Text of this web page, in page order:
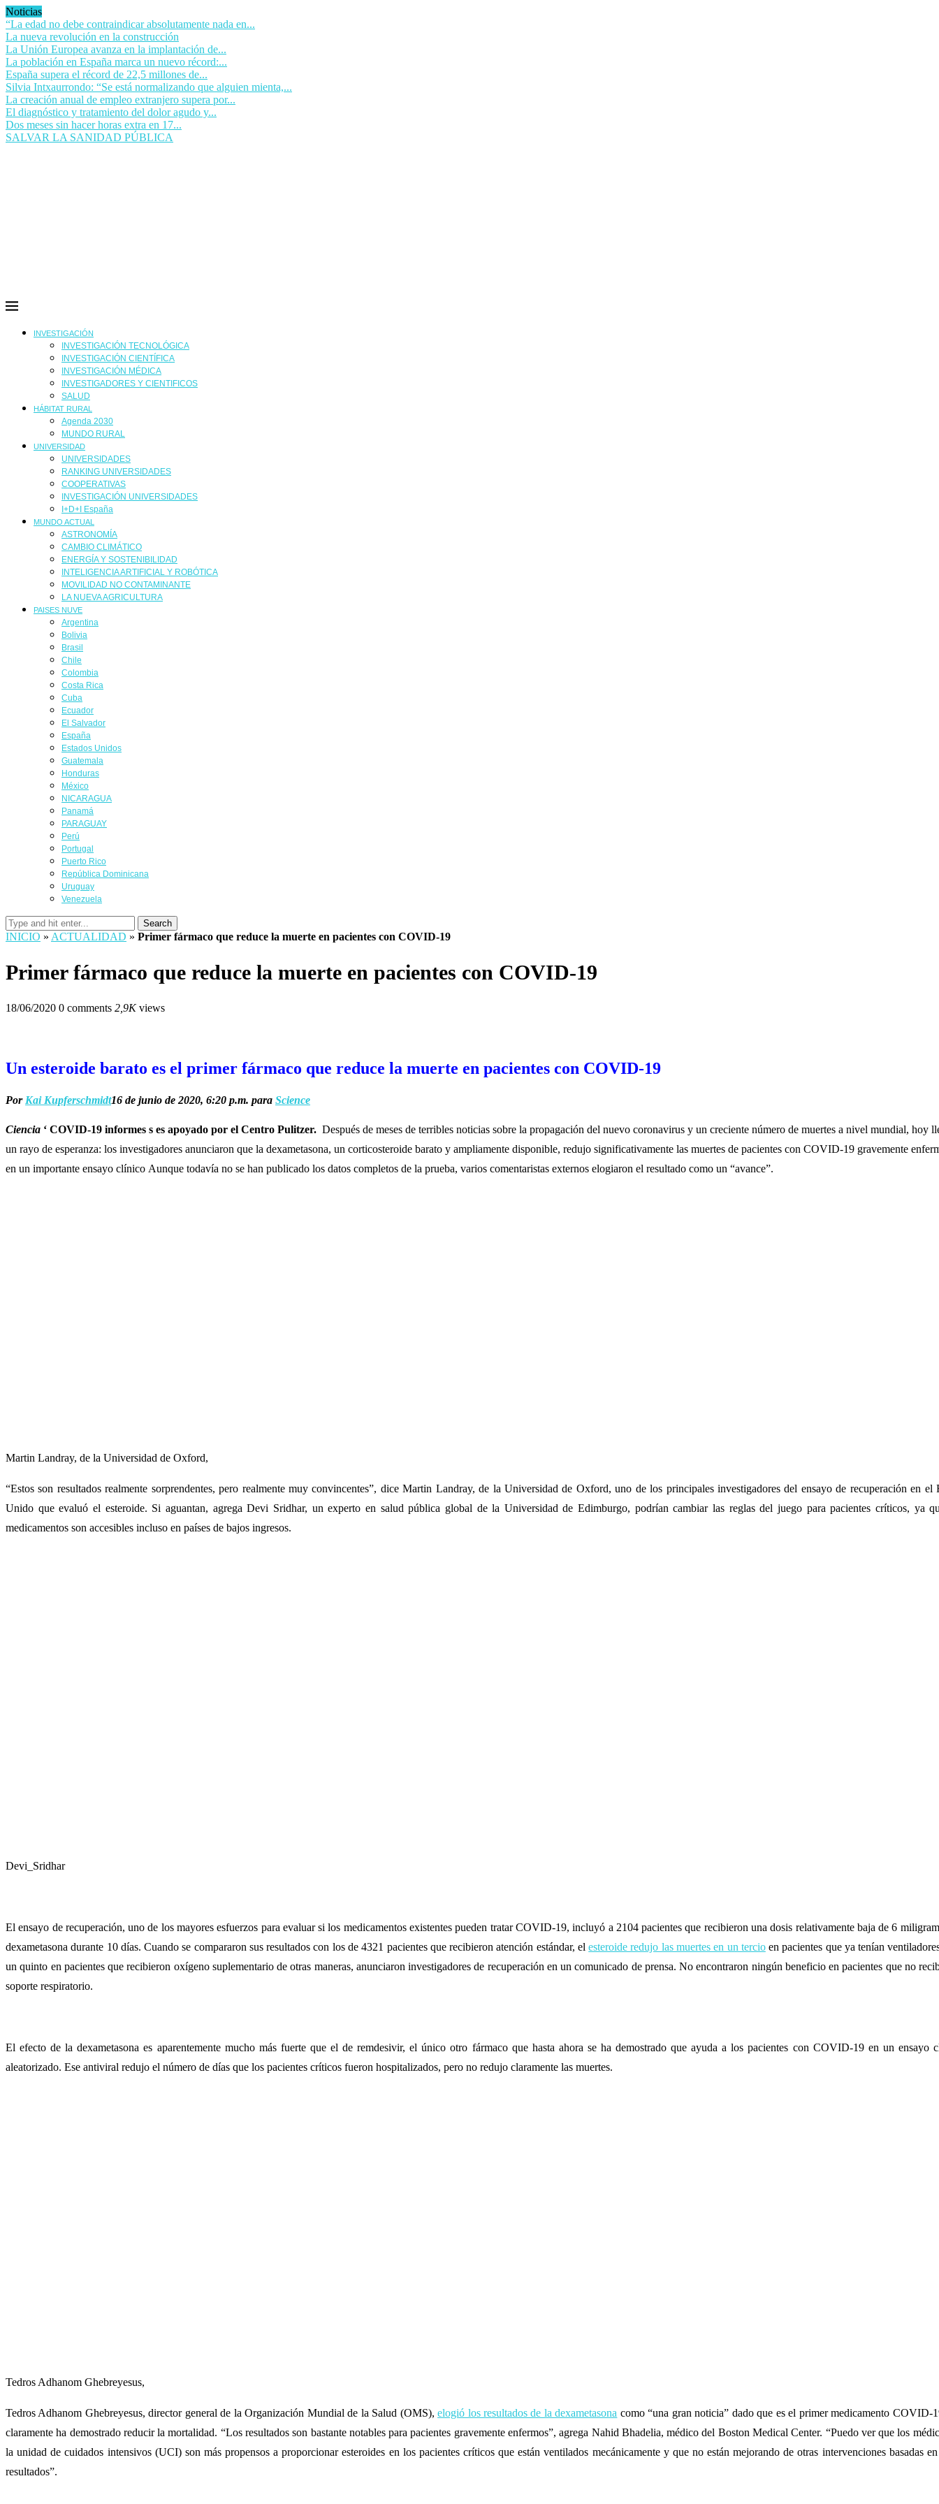
Noticias
“La edad no debe contraindicar absolutamente nada en...
La nueva revolución en la construcción
La Unión Europea avanza en la implantación de...
La población en España marca un nuevo récord:...
España supera el récord de 22,5 millones de...
Silvia Intxaurrondo: “Se está normalizando que alguien mienta,...
La creación anual de empleo extranjero supera por...
El diagnóstico y tratamiento del dolor agudo y...
Dos meses sin hacer horas extra en 17...
SALVAR LA SANIDAD PÚBLICA
INVESTIGACIÓN
INVESTIGACIÓN TECNOLÓGICA
INVESTIGACIÓN CIENTÍFICA
INVESTIGACIÓN MÉDICA
INVESTIGADORES Y CIENTIFICOS
SALUD
HÁBITAT RURAL
Agenda 2030
MUNDO RURAL
UNIVERSIDAD
UNIVERSIDADES
RANKING UNIVERSIDADES
COOPERATIVAS
INVESTIGACIÓN UNIVERSIDADES
I+D+I España
MUNDO ACTUAL
ASTRONOMÍA
CAMBIO CLIMÁTICO
ENERGÍA Y SOSTENIBILIDAD
INTELIGENCIA ARTIFICIAL Y ROBÓTICA
MOVILIDAD NO CONTAMINANTE
LA NUEVA AGRICULTURA
PAISES NUVE
Argentina
Bolivia
Brasil
Chile
Colombia
Costa Rica
Cuba
Ecuador
El Salvador
España
Estados Unidos
Guatemala
Honduras
México
NICARAGUA
Panamá
PARAGUAY
Perú
Portugal
Puerto Rico
República Dominicana
Uruguay
Venezuela
Search
INICIO » ACTUALIDAD » Primer fármaco que reduce la muerte en pacientes con COVID-19
Primer fármaco que reduce la muerte en pacientes con COVID-19
18/06/2020 0 comments 2,9Kviews
Un esteroide barato es el primer fármaco que reduce la muerte en pacientes con COVID-19
Por Kai Kupferschmidt16 de junio de 2020, 6:20 p.m. para Science
Ciencia ‘ COVID-19 informes s es apoyado por el Centro Pulitzer. Después de meses de terribles noticias sobre la propagación del nuevo coronavirus y un creciente número de muertes a nivel mundial, hoy
un rayo de esperanza: los investigadores anunciaron que la dexametasona, un corticosteroide barato y ampliamente disponible, redujo significativamente las muertes de pacientes con COVID-19 gravemente
en un importante ensayo clínico Aunque todavía no se han publicado los datos completos de la prueba, varios comentaristas externos elogiaron el resultado como un “avance”.
Martin Landray, de la Universidad de Oxford,
“Estos son resultados realmente sorprendentes, pero realmente muy convincentes”, dice Martin Landray, de la Universidad de Oxford, uno de los principales investigadores del ensayo de recuperación en el
Unido que evaluó el esteroide. Si aguantan, agrega Devi Sridhar, un experto en salud pública global de la Universidad de Edimburgo, podrían cambiar las reglas del juego para pacientes críticos, ya
medicamentos son accesibles incluso en países de bajos ingresos.
Devi_Sridhar
El ensayo de recuperación, uno de los mayores esfuerzos para evaluar si los medicamentos existentes pueden tratar COVID-19, incluyó a 2104 pacientes que recibieron una dosis relativamente baja de 6
dexametasona durante 10 días. Cuando se compararon sus resultados con los de 4321 pacientes que recibieron atención estándar, elesteroide redujo las muertes en un tercioen pacientes que ya tenían
un quinto en pacientes que recibieron oxígeno suplementario de otras maneras, anunciaron investigadores de recuperación en un comunicado de prensa. No encontraron ningún beneficio en pacientes que no
soporte respiratorio.
El efecto de la dexametasona es aparentemente mucho más fuerte que el de remdesivir, el único otro fármaco que hasta ahora se ha demostrado que ayuda a los pacientes con COVID-19 en un ensayo
aleatorizado. Ese antiviral redujo el número de días que los pacientes críticos fueron hospitalizados, pero no redujo claramente las muertes.
Tedros Adhanom Ghebreyesus,
Tedros Adhanom Ghebreyesus, director general de la Organización Mundial de la Salud (OMS),elogió los resultados de la dexametasona como “una gran noticia” dado que es el primer medicamento COVID-
claramente ha demostrado reducir la mortalidad. “Los resultados son bastante notables para pacientes gravemente enfermos”, agrega Nahid Bhadelia, médico del Boston Medical Center. “Puedo ver que los
la unidad de cuidados intensivos (UCI) son más propensos a proporcionar esteroides en los pacientes críticos que están ventilados mecánicamente y que no están mejorando de otras intervenciones basadas en
resultados”.